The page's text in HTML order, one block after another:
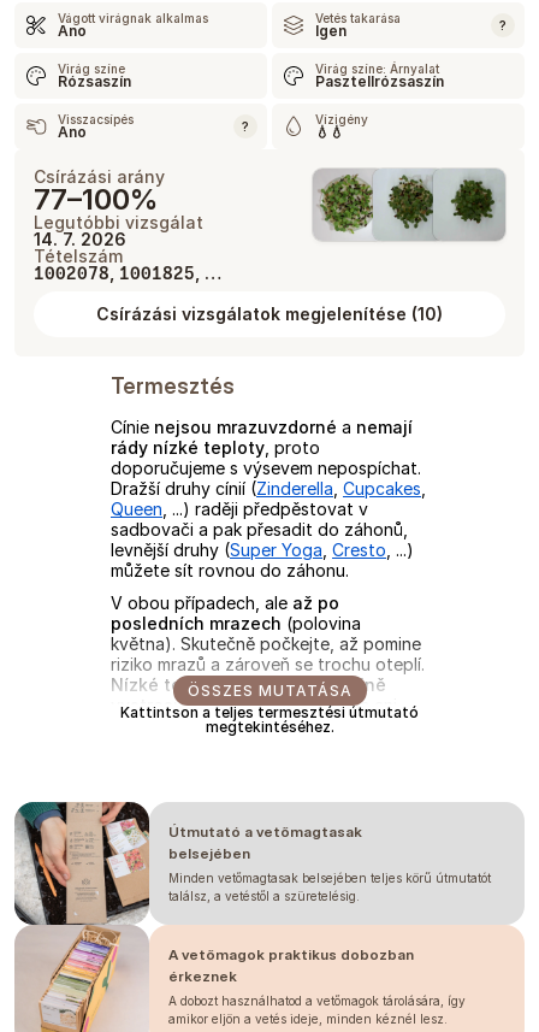
Vágott virágnak alkalmas
Ano
Vetés takarása
Igen ?
Virág színe
Rózsaszín
Virág színe: Árnyalat
Pasztellrózsaszín
Visszacsípés
Ano ? Vízigény
💧💧
Csírázási arány
77–100%
Legutóbbi vizsgálat
14. 7. 2026
Tételszám
1002078 1001825 , …
Csírázási vizsgálatok megjelenítése (10)
Termesztés
Cínie nejsou mrazuvzdorné a nemají
rády nízké teploty , proto
doporučujeme s výsevem nepospíchat.
Dražší druhy cínií (Zinderella Cupcakes
Queen , ...) raději předpěstovat v
sadbovači a pak přesadit do záhonů,
levnější druhy (Super Yoga Cresto , ...)
můžete sít rovnou do záhonu.
V obou případech, ale až po
posledních mrazech (polovina
května). Skutečně počkejte, až pomine
riziko mrazů a zároveň se trochu oteplí.
Nízké teploty cínie jen zbytečně
vystresujía následující týdny se ani
nehnou. U teplot pod 10 °C jen cíniím
června.
PŘEDPĚSTOVÁNÍ
U předpěstování v sadbovači vysejte1
semeno do buňky sadbovače a
zakryjte2 - 3 cm substrátu.
Doporučujeme zvolit co
sadbovač, u nás používáme sadbovač
60
, jelikož cínie jsou velmi
na kořenový bal, dopřejte jim tedy
dost prostoru.
ÖSSZES MUTATÁSA
Kattintson a teljes termesztési útmutató
megtekintéséhez.
Útmutató a vetőmagtasak
belsejében
Minden vetőmagtasak belsejében teljes körű útmutatót
találsz, a vetéstől a szüretelésig.
A vetőmagok praktikus dobozban
érkeznek
A dobozt használhatod a vetőmagok tárolására, így
amikor eljön a vetés ideje, minden kéznél lesz.